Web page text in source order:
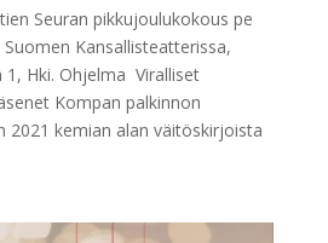
Seuran pikkujoulukokous pe
Kansallisteatterissa,
Hki. Ohjelma Viralliset
Kompan palkinnon
2021 kemian alan väitöskirjoista